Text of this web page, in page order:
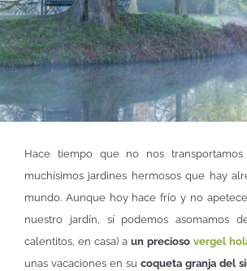
Hace tiempo que no nos
muchísimos jardines hermosos que hay
mundo. Aunque hoy hace frío y no
nuestro jardín, sí podemos asomamos
calentitos, en casa) a un precioso vergel
unas vacaciones en su coqueta granja del